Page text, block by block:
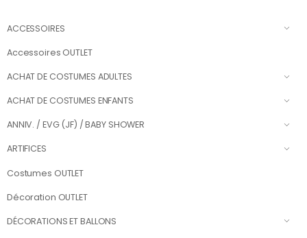
ACCESSOIRES
Accessoires OUTLET
ACHAT DE COSTUMES ADULTES
ACHAT DE COSTUMES ENFANTS
ANNIV. / EVG (JF) / BABY SHOWER
ARTIFICES
Costumes OUTLET
Décoration OUTLET
DÉCORATIONS ET BALLONS